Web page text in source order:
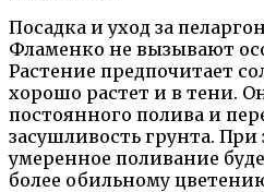
Посадка и уход за
Фламенко не вызывают
Растение предпочитает
хорошо растет и в тени.
постоянного полива и
засушливость грунта. При
умеренное поливание
более обильному